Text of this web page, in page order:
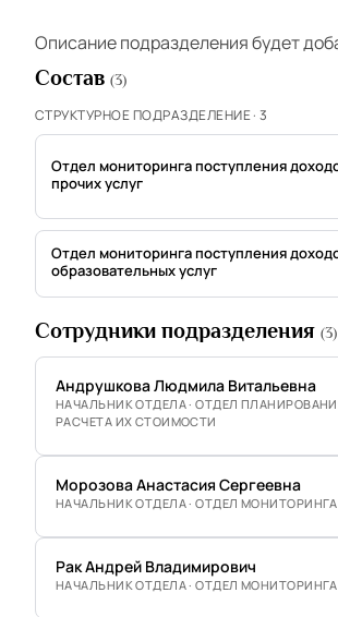
Описание подразделения будет
Состав (3)
СТРУКТУРНОЕ ПОДРАЗДЕЛЕНИЕ · 3
Отдел мониторинга поступления
прочих услуг
Отдел мониторинга поступления
образовательных услуг
Сотрудники подразделения (3)
Андрушкова Людмила Витальевна
НАЧАЛЬНИК ОТДЕЛА · ОТДЕЛ
РАСЧЕТА ИХ СТОИМОСТИ
Морозова Анастасия Сергеевна
НАЧАЛЬНИК ОТДЕЛА · ОТДЕЛ
Рак Андрей Владимирович
НАЧАЛЬНИК ОТДЕЛА · ОТДЕЛ